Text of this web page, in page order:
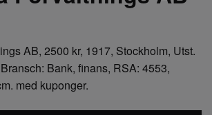
AB, 2500 kr, 1917, Stockholm, Utst.
Bank, finans, RSA: 4553,
med kuponger.